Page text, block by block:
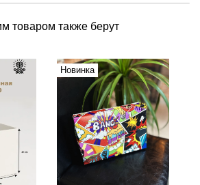
товаром также берут
Новинка